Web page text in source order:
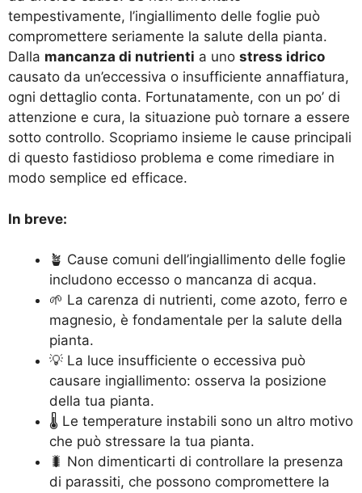
tempestivamente, l’ingiallimento delle foglie può
compromettere seriamente la salute della pianta.
Dalla mancanza di nutrienti a uno stress idrico
causato da un’eccessiva o insufficiente annaffiatura,
ogni dettaglio conta. Fortunatamente, con un po’ di
attenzione e cura, la situazione può tornare a essere
sotto controllo. Scopriamo insieme le cause principali
di questo fastidioso problema e come rimediare in
modo semplice ed efficace.
In breve:
🪴 Cause comuni dell’ingiallimento delle foglie
includono eccesso o mancanza di acqua.
🌱 La carenza di nutrienti, come azoto, ferro e
magnesio, è fondamentale per la salute della
pianta.
💡 La luce insufficiente o eccessiva può
causare ingiallimento: osserva la posizione
della tua pianta.
🌡️ Le temperature instabili sono un altro motivo
che può stressare la tua pianta.
🐛 Non dimenticarti di controllare la presenza
di parassiti, che possono compromettere la